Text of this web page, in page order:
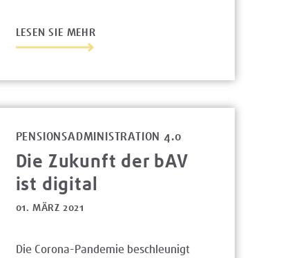
LESEN SIE MEHR
PENSIONSADMINISTRATION 4.0
Die Zukunft der bAV
ist digital
01. MÄRZ 2021
Die Corona-Pandemie beschleunigt